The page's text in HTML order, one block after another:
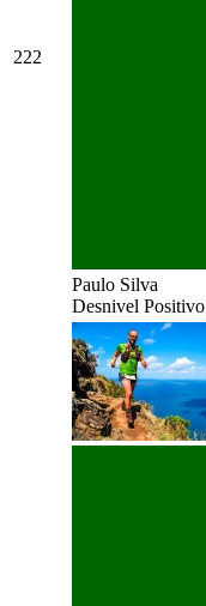
222
Paulo Silva
Desnivel Positivo